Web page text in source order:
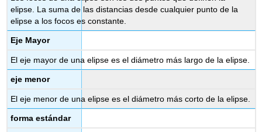
elipse. La suma de las distancias desde cualquier punto de la
elipse a los focos es constante.
Eje Mayor
El eje mayor de una elipse es el diámetro más largo de la elipse.
eje menor
El eje menor de una elipse es el diámetro más corto de la elipse.
forma estándar